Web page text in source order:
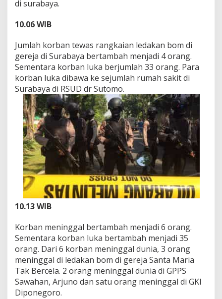
di surabaya.
10.06 WIB
Jumlah korban tewas rangkaian ledakan bom di
gereja di Surabaya bertambah menjadi 4 orang.
Sementara korban luka berjumlah 33 orang. Para
korban luka dibawa ke sejumlah rumah sakit di
Surabaya di RSUD dr Sutomo.
10.13 WIB
Korban meninggal bertambah menjadi 6 orang.
Sementara korban luka bertambah menjadi 35
orang. Dari 6 korban meninggal dunia, 3 orang
meninggal di ledakan bom di gereja Santa Maria
Tak Bercela. 2 orang meninggal dunia di GPPS
Sawahan, Arjuno dan satu orang meninggal di GKI
Diponegoro.